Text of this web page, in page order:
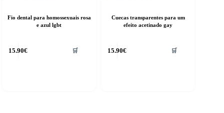
Fio dental para homossexuais rosa
e azul lgbt
15.90€ 🛒
Cuecas transparentes para um
efeito acetinado gay
15.90€ 🛒